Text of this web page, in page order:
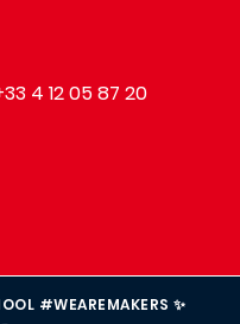
4 12 05 87 20
#WEAREMAKERS ✨